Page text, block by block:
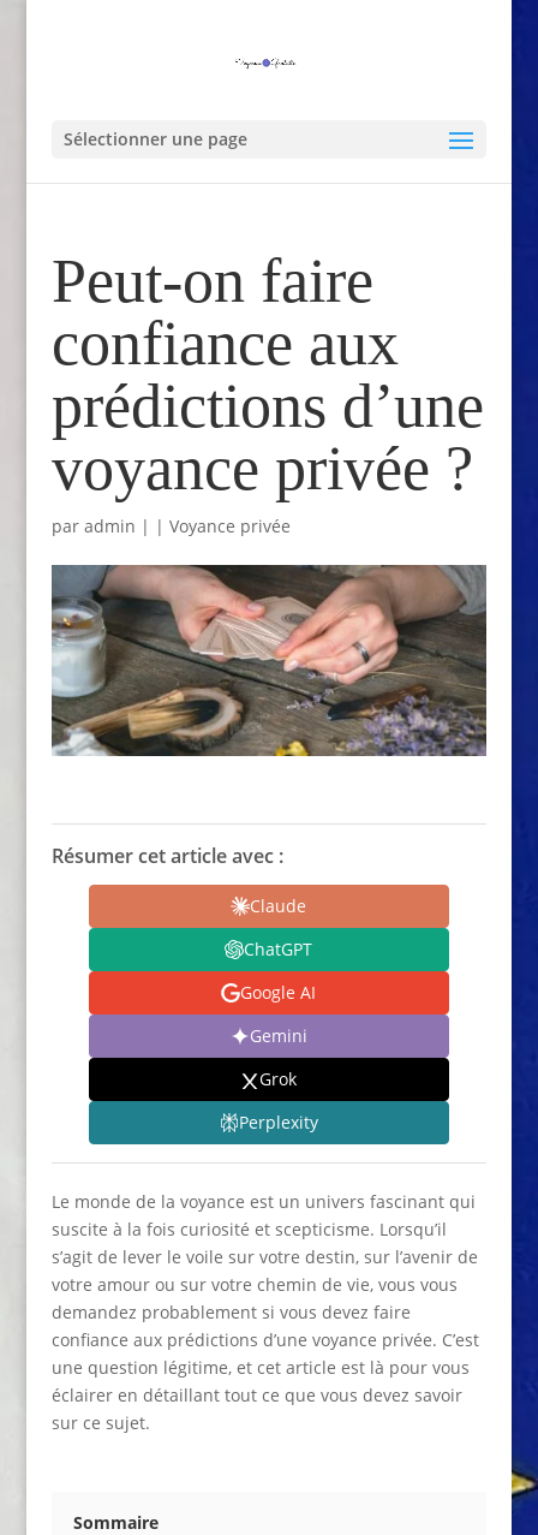
Sélectionner une page
Peut-on faire
confiance aux
prédictions d’une
voyance privée ?
par admin | | Voyance privée
Résumer cet article avec :
Claude
ChatGPT
Google AI
Gemini
Grok
Perplexity
Le monde de la voyance est un univers fascinant qui
suscite à la fois curiosité et scepticisme. Lorsqu’il
s’agit de lever le voile sur votre destin, sur l’avenir de
votre amour ou sur votre chemin de vie, vous vous
demandez probablement si vous devez faire
confiance aux prédictions d’une voyance privée. C’est
une question légitime, et cet article est là pour vous
éclairer en détaillant tout ce que vous devez savoir
sur ce sujet.
Sommaire